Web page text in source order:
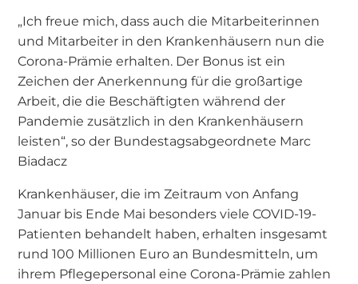
„Ich freue mich, dass auch die Mitarbeiterinnen
und Mitarbeiter in den Krankenhäusern nun die
Corona-Prämie erhalten. Der Bonus ist ein
Zeichen der Anerkennung für die großartige
Arbeit, die die Beschäftigten während der
Pandemie zusätzlich in den Krankenhäusern
leisten“, so der Bundestagsabgeordnete Marc
Biadacz
Krankenhäuser, die im Zeitraum von Anfang
Januar bis Ende Mai besonders viele COVID-19-
Patienten behandelt haben, erhalten insgesamt
rund 100 Millionen Euro an Bundesmitteln, um
ihrem Pflegepersonal eine Corona-Prämie zahlen